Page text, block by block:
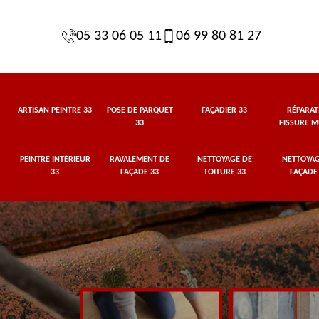
05 33 06 05 11 06 99 80 81 27
ARTISAN PEINTRE 33
POSE DE PARQUET
33
FAÇADIER 33
FISSURE
PEINTRE INTÉRIEUR
33
RAVALEMENT DE
FAÇADE 33
NETTOYAGE DE
TOITURE 33